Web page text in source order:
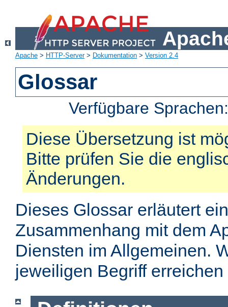
Apache > HTTP-Server> Dokumentation > Version 2.4
Glossar
Verfügbare
Diese Übersetzung ist
Bitte prüfen Sie die
Änderungen.
Dieses Glossar erläutert
Zusammenhang mit dem
Diensten im Allgemeinen.
jeweiligen Begriff